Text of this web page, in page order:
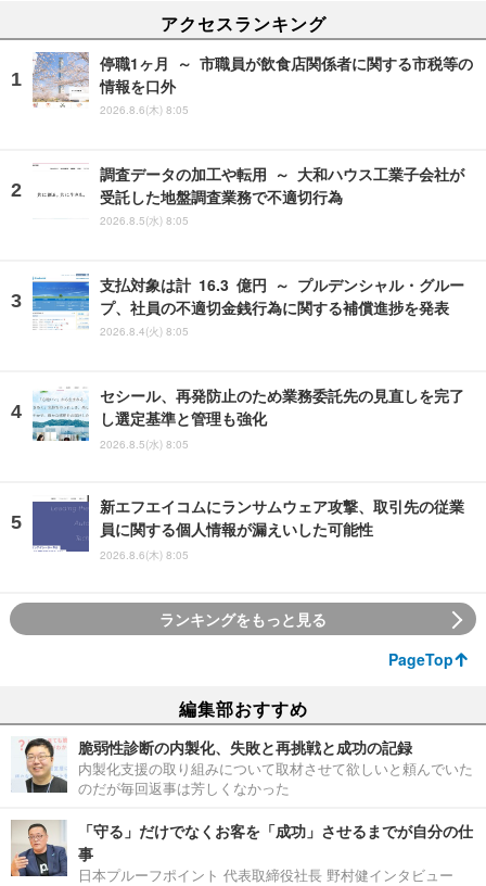
アクセスランキング
停職1ヶ月 ～ 市職員が飲食店関係者に関する市税等の
情報を口外
2026.8.6(木) 8:05
調査データの加工や転用 ～ 大和ハウス工業子会社が
受託した地盤調査業務で不適切行為
2026.8.5(水) 8:05
支払対象は計 16.3 億円 ～ プルデンシャル・グルー
プ、社員の不適切金銭行為に関する補償進捗を発表
2026.8.4(火) 8:05
セシール、再発防止のため業務委託先の見直しを完了
し選定基準と管理も強化
2026.8.5(水) 8:05
新エフエイコムにランサムウェア攻撃、取引先の従業
員に関する個人情報が漏えいした可能性
2026.8.6(木) 8:05
ランキングをもっと見る
PageTop
編集部おすすめ
脆弱性診断の内製化、失敗と再挑戦と成功の記録
内製化支援の取り組みについて取材させて欲しいと頼んでいた
のだが毎回返事は芳しくなかった
「守る」だけでなくお客を「成功」させるまでが自分の仕
事
日本プルーフポイント 代表取締役社長 野村健インタビュー